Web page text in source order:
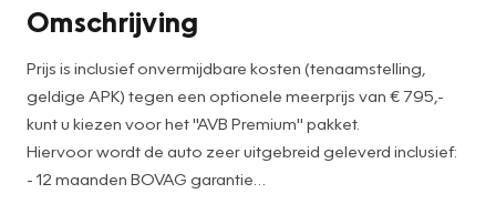
Omschrijving
Prijs is inclusief onvermijdbare kosten (tenaamstelling,
geldige APK) tegen een optionele meerprijs van € 795,-
kunt u kiezen voor het ''AVB Premium'' pakket.
Hiervoor wordt de auto zeer uitgebreid geleverd inclusief:
- 12 maanden BOVAG garantie